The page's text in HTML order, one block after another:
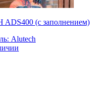
ADS400 (с заполнением)
Alutech